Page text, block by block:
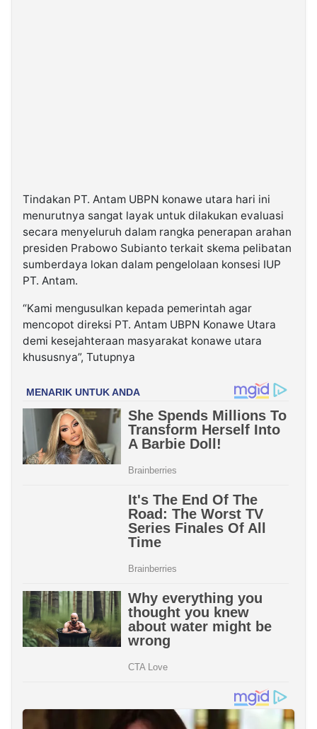
Tindakan PT. Antam UBPN konawe utara hari ini
menurutnya sangat layak untuk dilakukan evaluasi
secara menyeluruh dalam rangka penerapan arahan
presiden Prabowo Subianto terkait skema pelibatan
sumberdaya lokan dalam pengelolaan konsesi IUP
PT. Antam.
“Kami mengusulkan kepada pemerintah agar
mencopot direksi PT. Antam UBPN Konawe Utara
demi kesejahteraan masyarakat konawe utara
khususnya”, Tutupnya